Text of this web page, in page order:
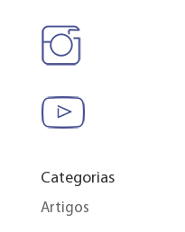
Categorias
Artigos